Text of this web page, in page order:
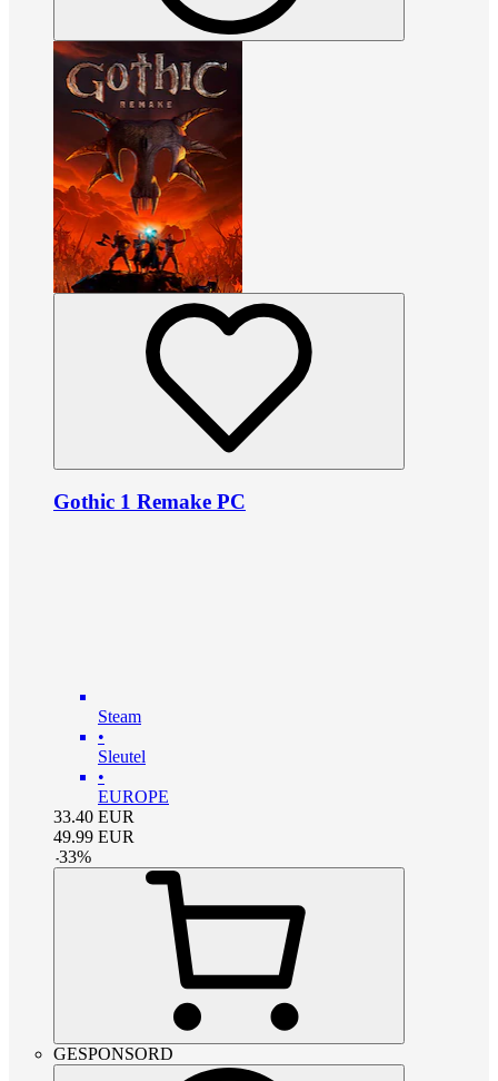
Gothic 1 Remake PC
Steam
•
Sleutel
•
EUROPE
33.40 EUR
49.99 EUR
-33%
GESPONSORD